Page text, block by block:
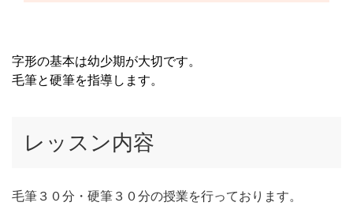
字形の基本は幼少期が大切です。
毛筆と硬筆を指導します。
レッスン内容
毛筆３０分・硬筆３０分の授業を行っております。